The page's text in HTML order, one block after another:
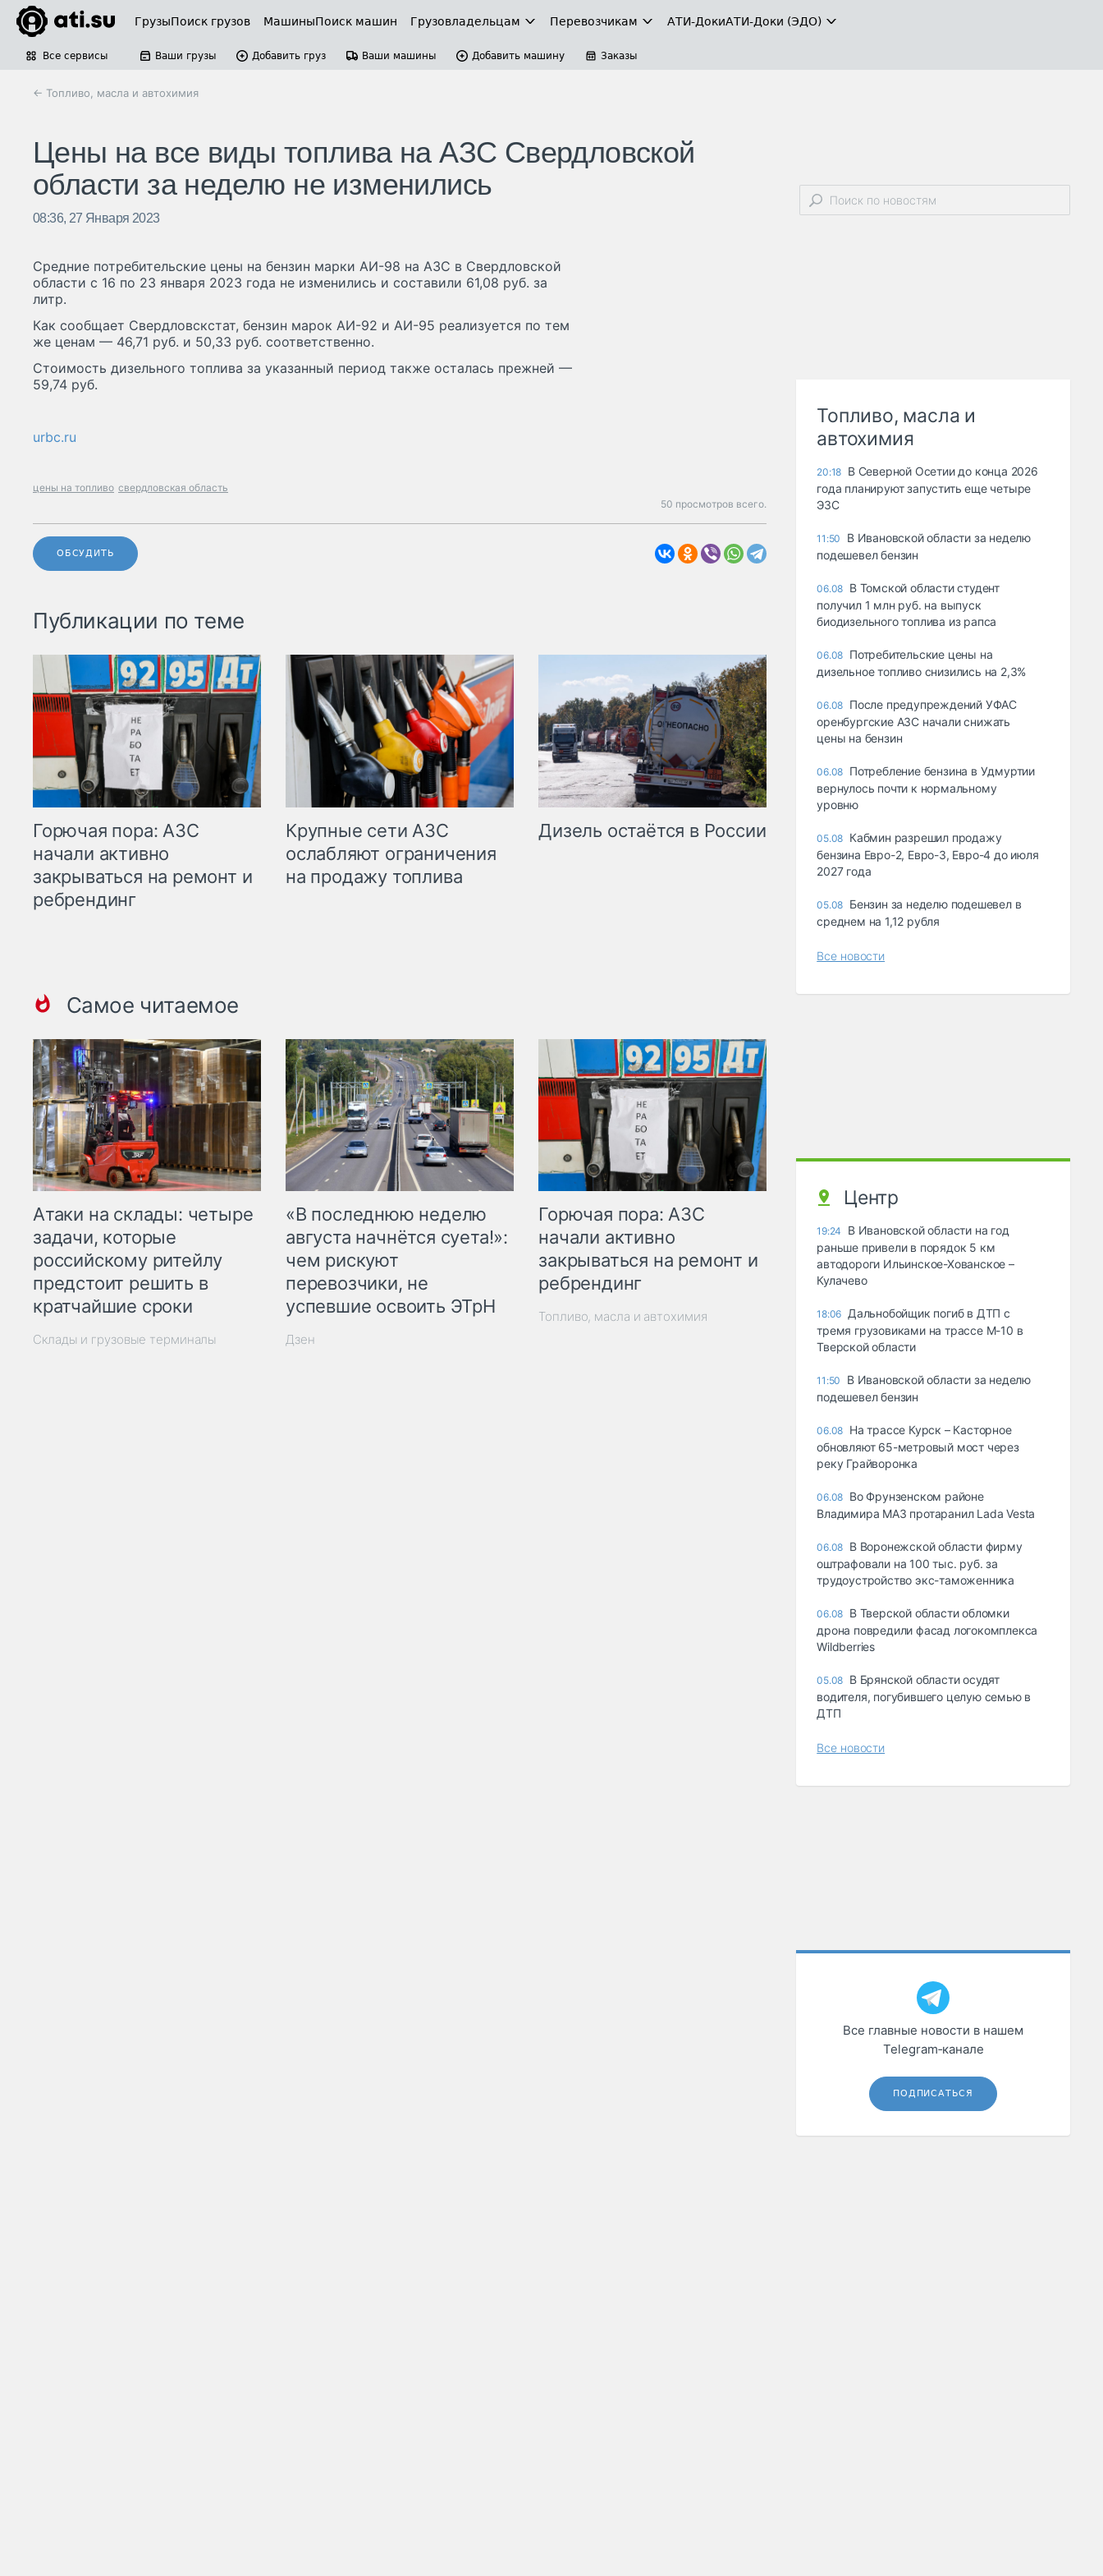
ГрузыПоиск грузов МашиныПоиск машин Грузовладельцам Перевозчикам АТИ-ДокиАТИ-Доки (ЭДО)
Все сервисы Ваши грузы Добавить груз Ваши машины Добавить машину Заказы
← Топливо, масла и автохимия
Цены на все виды топлива на АЗС Свердловской
области за неделю не изменились
08:36, 27 Января 2023
Средние потребительские цены на бензин марки АИ-98 на АЗС в Свердловской
области с 16 по 23 января 2023 года не изменились и составили 61,08 руб. за
литр.
Как сообщает Свердловскстат, бензин марок АИ-92 и АИ-95 реализуется по тем
же ценам — 46,71 руб. и 50,33 руб. соответственно.
Стоимость дизельного топлива за указанный период также осталась прежней —
59,74 руб.
urbc.ru
цены на топливо свердловская область
50 просмотров всего.
ОБСУДИТЬ
Публикации по теме
Горючая пора: АЗС
начали активно
закрываться на ремонт и
ребрендинг
Крупные сети АЗС
ослабляют ограничения
на продажу топлива
Дизель остаётся в России
Самое читаемое
Атаки на склады: четыре
задачи, которые
российскому ритейлу
предстоит решить в
кратчайшие сроки
Склады и грузовые терминалы
«В последнюю неделю
августа начнётся суета!»:
чем рискуют
перевозчики, не
успевшие освоить ЭТрН
Дзен
Горючая пора: АЗС
начали активно
закрываться на ремонт и
ребрендинг
Топливо, масла и автохимия
Топливо, масла и
автохимия
20:18 В Северной Осетии до конца 2026
года планируют запустить еще четыре
ЭЗС
11:50
В Ивановской области за неделю
подешевел бензин
06.08 В Томской области студент
получил 1 млн руб. на выпуск
биодизельного топлива из рапса
06.08 Потребительские цены на
дизельное топливо снизились на 2,3%
06.08 После предупреждений УФАС
оренбургские АЗС начали снижать
цены на бензин
06.08 Потребление бензина в Удмуртии
вернулось почти к нормальному
уровню
05.08 Кабмин разрешил продажу
бензина Евро-2, Евро-3, Евро-4 до июля
2027 года
05.08 Бензин за неделю подешевел в
среднем на 1,12 рубля
Все новости
Центр
19:24
В Ивановской области на год
раньше привели в порядок 5 км
автодороги Ильинское-Хованское –
Кулачево
18:06 Дальнобойщик погиб в ДТП с
тремя грузовиками на трассе М-10 в
Тверской области
11:50
В Ивановской области за неделю
подешевел бензин
06.08 На трассе Курск – Касторное
обновляют 65-метровый мост через
реку Грайворонка
06.08 Во Фрунзенском районе
Владимира МАЗ протаранил Lada Vesta
06.08 В Воронежской области фирму
оштрафовали на 100 тыс. руб. за
трудоустройство экс-таможенника
06.08 В Тверской области обломки
дрона повредили фасад логокомплекса
Wildberries
05.08 В Брянской области осудят
водителя, погубившего целую семью в
ДТП
Все новости
Все главные новости в нашем
Telegram‑канале
ПОДПИСАТЬСЯ